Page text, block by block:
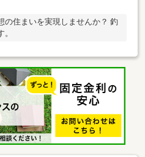
の住まいを実現しませんか？ 釣